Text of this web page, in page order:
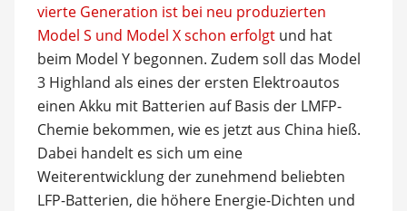
vierte Generation ist bei neu produzierten
Model S und Model X schon erfolgtund hat
beim Model Y begonnen. Zudem soll das Model
3 Highland als eines der ersten Elektroautos
einen Akku mit Batterien auf Basis der LMFP-
Chemie bekommen, wie es jetzt aus China hieß.
Dabei handelt es sich um eine
Weiterentwicklung der zunehmend beliebten
LFP-Batterien, die höhere Energie-Dichten und